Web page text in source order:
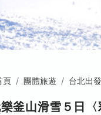
頁 團體旅遊 台北出發
釜山滑雪５日〈